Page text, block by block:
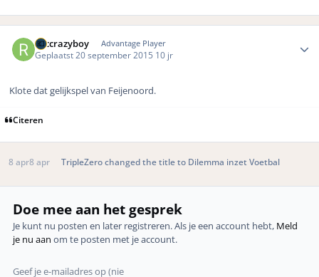
rbccrazyboy Advantage Player
Geplaatst20 september 2015 10 jr
Klote dat gelijkspel van Feijenoord.
Citeren
8 apr8 apr TripleZerochanged the title to Dilemma inzet Voetbal
Doe mee aan het gesprek
Je kunt nu posten en later registreren. Als je een account hebt, Meld
je nu aan om te posten met je account.